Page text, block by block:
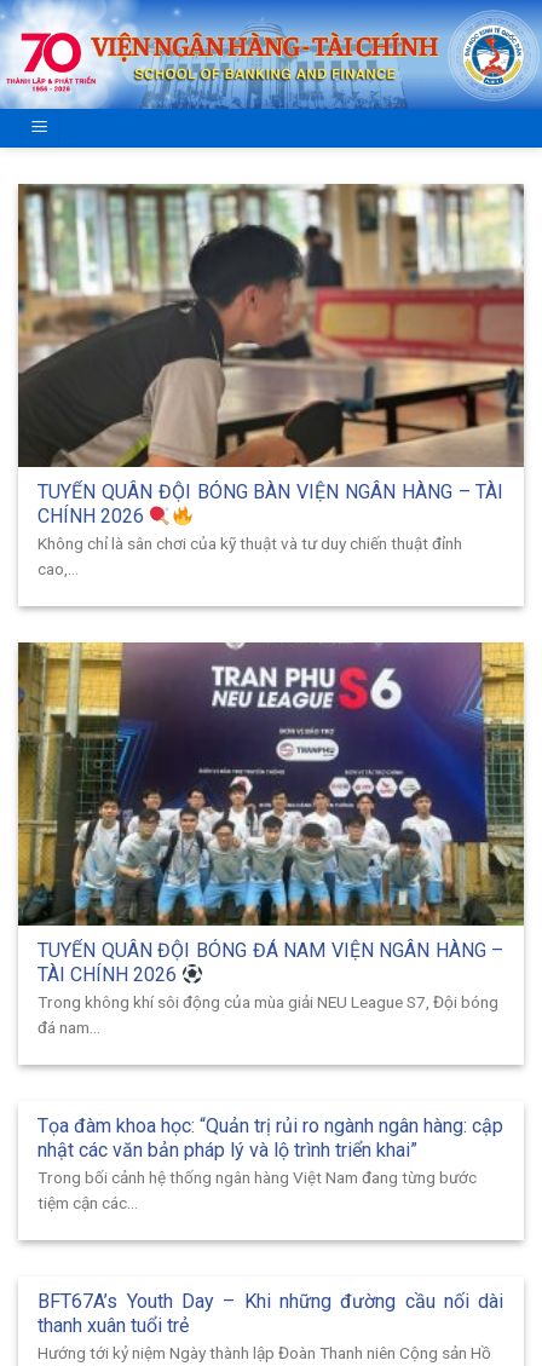
Skip
content
TUYỂN QUÂN ĐỘI BÓNG BÀN VIỆN NGÂN HÀNG – TÀI
CHÍNH 2026
Không chỉ là sân chơi của kỹ thuật và tư duy chiến thuật đỉnh
cao,...
TUYỂN QUÂN ĐỘI BÓNG ĐÁ NAM VIỆN NGÂN HÀNG –
TÀI CHÍNH 2026
Trong không khí sôi động của mùa giải NEU League S7, Đội bóng
đá nam...
Tọa đàm khoa học: “Quản trị rủi ro ngành ngân hàng: cập
nhật các văn bản pháp lý và lộ trình triển khai”
Trong bối cảnh hệ thống ngân hàng Việt Nam đang từng bước
tiệm cận các...
BFT67A’s Youth Day – Khi những đường cầu nối dài
thanh xuân tuổi trẻ
Hướng tới kỷ niệm Ngày thành lập Đoàn Thanh niên Cộng sản Hồ